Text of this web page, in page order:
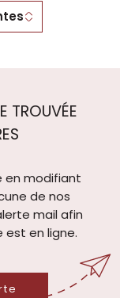
TROUVÉE
en modifiant
de nos
mail afin
est en ligne.